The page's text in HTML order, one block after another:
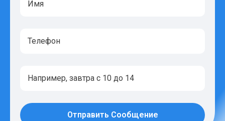
Отправить Сообщение